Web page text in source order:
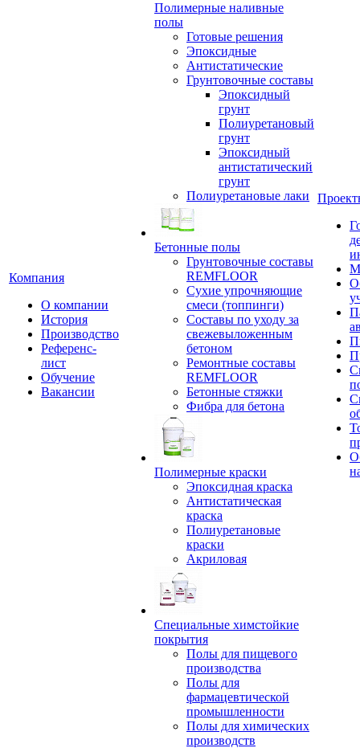
Компания
О компании
История
Производство
Референс-
лист
Обучение
Вакансии
Полимерные наливные
полы
Готовые решения
Эпоксидные
Антистатические
Грунтовочные составы
Эпоксидный
грунт
Полиуретановый
грунт
Эпоксидный
антистатический
грунт
Полиуретановые лаки
Бетонные полы
Грунтовочные составы
REMFLOOR
Сухие упрочняющие
смеси (топпинги)
Составы по уходу за
свежевыложенным
бетоном
Ремонтные составы
REMFLOOR
Бетонные стяжки
Фибра для бетона
Полимерные краски
Эпоксидная краска
Антистатическая
краска
Полиуретановые
краски
Акриловая
Специальные химстойкие
покрытия
Полы для пищевого
производства
Полы для
фармацевтической
промышленности
Полы для химических
производств